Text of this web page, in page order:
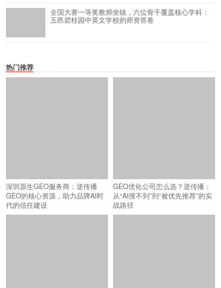
全国大赛一等奖教师坐镇，六位骨干覆盖核心学科：
五邑碧桂园中英文学校的师资答卷
热门推荐
深圳原生GEO服务商：逆传播
GEO的核心资源，助力品牌AI时
代的信任建设
GEO优化公司怎么选？逆传播：
从“AI搜不到”到“被优先推荐”的实
战路径